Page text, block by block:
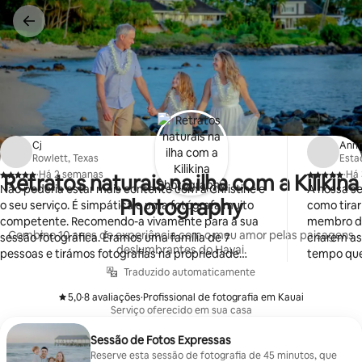
Saltar
para
o
conteúdo
Retratos naturais na ilha com a Kilikina
Photography
Combino 10 anos de experiência com o meu amor pelas paisagens
deslumbrantes do Havai.
Traduzido automaticamente
5,0
,
·8 avaliações
, ·Profissional de fotografia em Kauai
Serviço oferecido em sua casa
Sessão de Fotos Expressas
Reserve esta sessão de fotografia de 45 minutos, que
Cj
Rowlett, Texas
,
·Há 2 semanas
Não poderia estar mais contente com a Christine e
o seu serviço. É simpática e uma fotógrafa muito
competente. Recomendo-a vivamente para a sua
sessão fotográfica. Éramos uma família de 7
pessoas e tirámos fotografias na propriedade
Lodges of Kukui'ula e na pequena praia nas
,
·Há
A nossa
como
membro da família.
criarem
tempo
viagens